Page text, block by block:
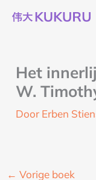
naar
Het
W.
Door Erben
← Vorige boek